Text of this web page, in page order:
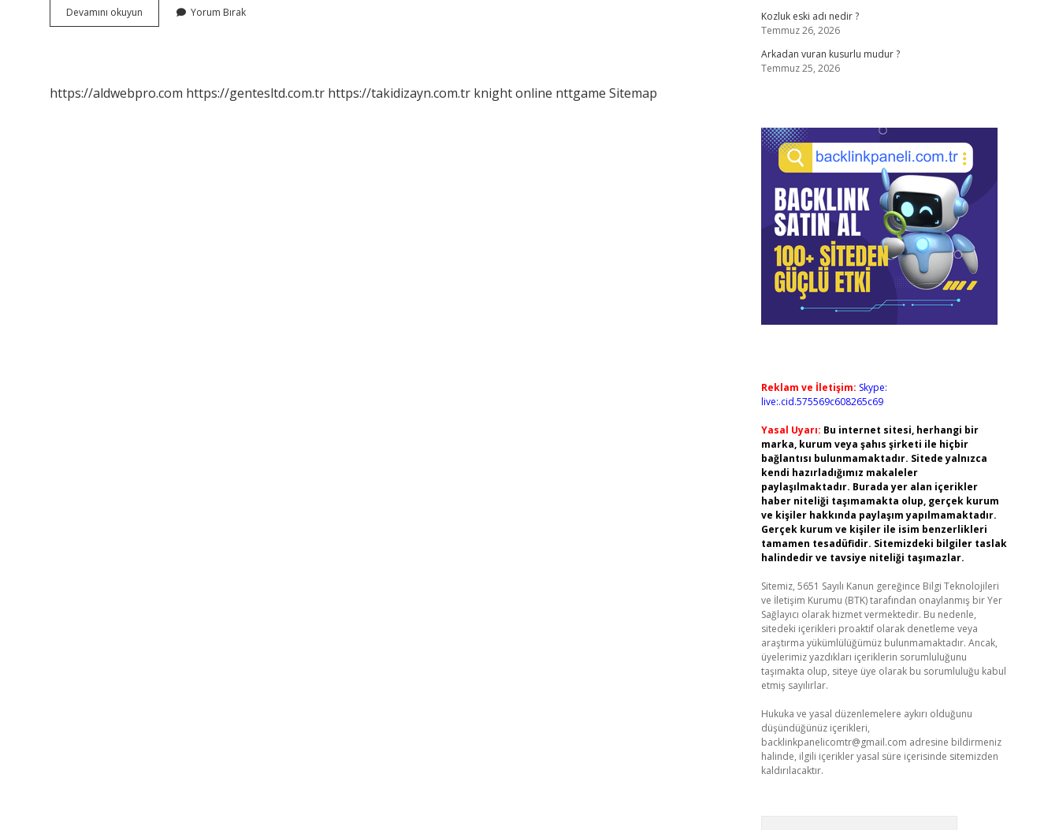
Devamını okuyun
Kulak
Anlama
Yorum Bırak
https://aldwebpro.com https://gentesltd.com.tr https://takidizayn.com.tr knight online nttgame Sitemap
Kozluk eski adı nedir ?
Temmuz 26, 2026
Arkadan vuran kusurlu mudur ?
Temmuz 25, 2026
Reklam ve İletişim: Skype:
live:.cid.575569c608265c69
Yasal Uyarı: Bu internet sitesi, herhangi bir
marka, kurum veya şahıs şirketi ile hiçbir
bağlantısı bulunmamaktadır. Sitede yalnızca
kendi hazırladığımız makaleler
paylaşılmaktadır. Burada yer alan içerikler
haber niteliği taşımamakta olup, gerçek kurum
ve kişiler hakkında paylaşım yapılmamaktadır.
Gerçek kurum ve kişiler ile isim benzerlikleri
tamamen tesadüfidir. Sitemizdeki bilgiler taslak
halindedir ve tavsiye niteliği taşımazlar.
Sitemiz, 5651 Sayılı Kanun gereğince Bilgi Teknolojileri
ve İletişim Kurumu (BTK) tarafından onaylanmış bir Yer
Sağlayıcı olarak hizmet vermektedir. Bu nedenle,
sitedeki içerikleri proaktif olarak denetleme veya
araştırma yükümlülüğümüz bulunmamaktadır. Ancak,
üyelerimiz yazdıkları içeriklerin sorumluluğunu
taşımakta olup, siteye üye olarak bu sorumluluğu kabul
etmiş sayılırlar.
Hukuka ve yasal düzenlemelere aykırı olduğunu
düşündüğünüz içerikleri,
backlinkpanelicomtr@gmail.com adresine bildirmeniz
halinde, ilgili içerikler yasal süre içerisinde sitemizden
kaldırılacaktır.